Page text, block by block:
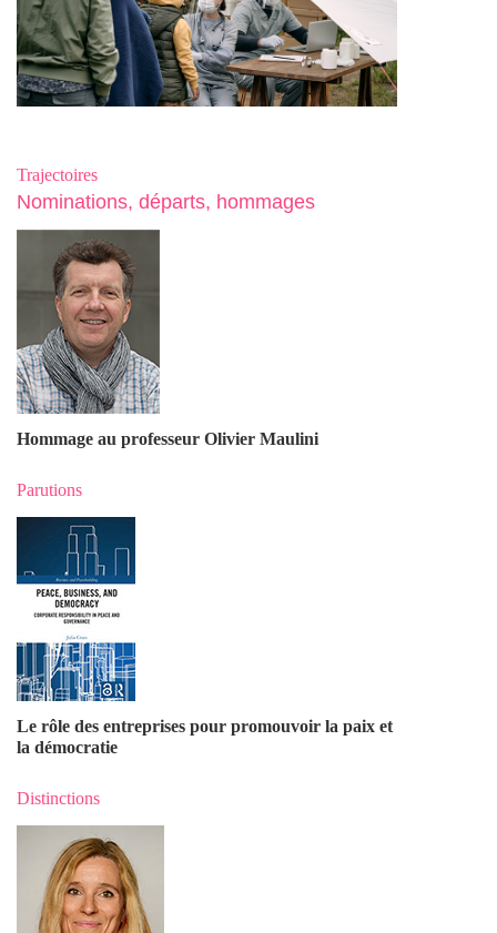
Trajectoires
Nominations, départs, hommages
Hommage au professeur Olivier Maulini
Parutions
Le rôle des entreprises pour promouvoir la paix et
la démocratie
Distinctions